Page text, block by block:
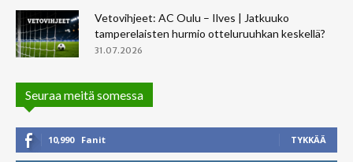
Vetovihjeet: AC Oulu – Ilves | Jatkuuko
tamperelaisten hurmio otteluruuhkan keskellä?
31.07.2026
Seuraa meitä somessa
10,990 Fanit TYKKÄÄ